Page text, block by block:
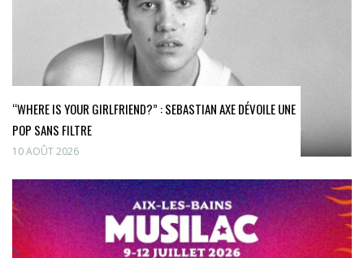
“WHERE IS YOUR GIRLFRIEND?” : SEBASTIAN AXE DÉVOILE UNE
POP SANS FILTRE
10 AOÛT 2026